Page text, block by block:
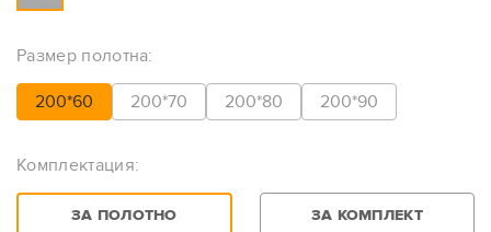
Размер полотна:
200*60 200*70 200*80 200*90
Комплектация:
ЗА ПОЛОТНО ЗА КОМПЛЕКТ